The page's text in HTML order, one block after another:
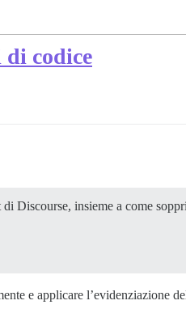
di codice
Discourse, insieme a come
e applicare l’evidenziazione